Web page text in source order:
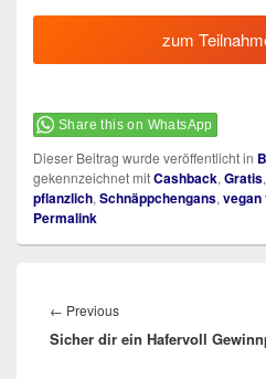
zum
Share this on WhatsApp
Dieser Beitrag wurde veröffentlicht in
gekennzeichnet mitCashback, Gratis,
pflanzlich, Schnäppchengans, vegan
Permalink
← PreviousPrevious
post:
Sicher dir ein Hafervoll